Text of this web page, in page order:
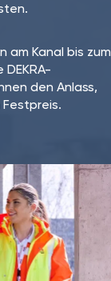
am Kanal bis zum
den Anlass,